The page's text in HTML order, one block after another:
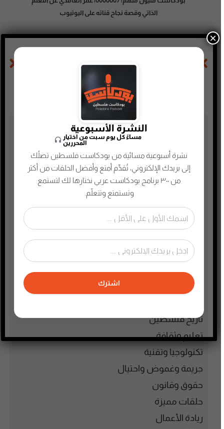
الذاتي وقصة نجاح قناته على اليوتيوب
تصنيفات البودكاست
أسلحة وحروب
اجتماعي وحواري
التجارة الإلكترونية
الذاكرة الشعبية الفلسطينية
الذكاء الإصطناعي
تاريخ فلسطين
تعليم وثقافة
تكنولوجيا وتقنية
جريمة وغموض واحتيال
حقوق وقانون
حلقات مميزة
ريادة الأعمال
النشرة الأسبوعية
مساءً كل يوم سبت من اختيار
المحررين
نشرة أسبوعية مسائية من بودكاست فلسطين تصلُك
إلى بريدك الإلكتروني، تُقدِّم أمتع وأفضل الحلقات من أكثر
من ٣٠٠ برنامج بودكاست عربي نختارها لك لتستمع
وتستمتع وتتعلّم.
اشترك
×